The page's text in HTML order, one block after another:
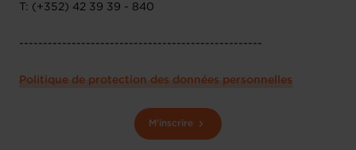
T: (+352) 42 39 39 - 840
---------------------------------------------------
Politique de protection des données personnelles
M'inscrire